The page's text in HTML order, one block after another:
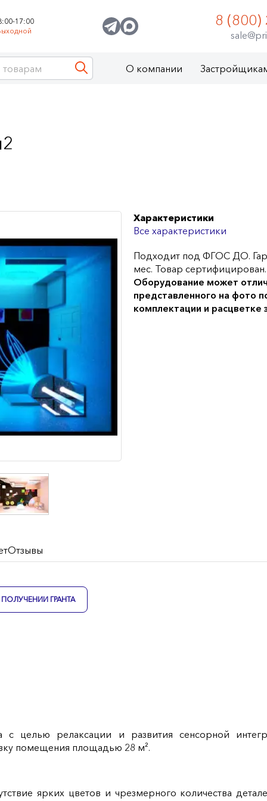
17:00
8 (800)
О компании
Характеристики
Все характеристики
Подходит под ФГОС ДО.
мес. Товар сертифицирован.
Оборудование может
представленного на фото
комплектации и расцветке
Отзывы
ГРАНТА
с целью релаксации и развития сенсорной
помещения площадью 28 м².
ярких цветов и чрезмерного количества